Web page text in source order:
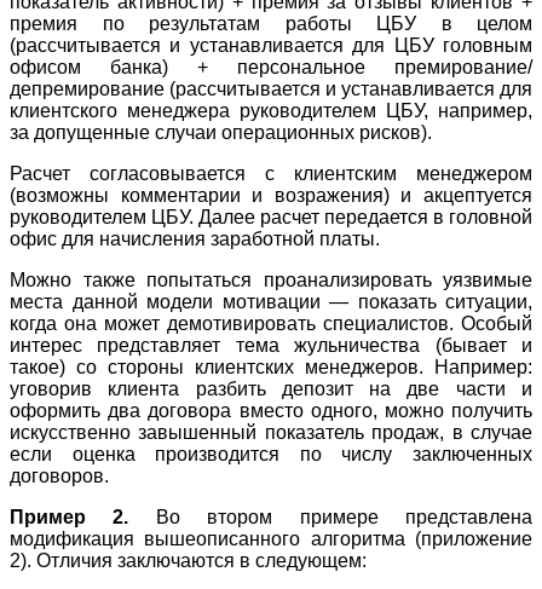
премия по результатам работы ЦБУ в целом
(рассчитывается и устанавливается для ЦБУ головным
офисом банка) + персональное премирование/
депремирование (рассчитывается и устанавливается для
клиентского менеджера руководителем ЦБУ, например,
за допущенные случаи операционных рисков).
Расчет согласовывается с клиентским менеджером
(возможны комментарии и возражения) и акцептуется
руководителем ЦБУ. Далее расчет передается в головной
офис для начисления заработной платы.
Можно также попытаться проанализировать уязвимые
места данной модели мотивации — показать ситуации,
когда она может демотивировать специалистов. Особый
интерес представляет тема жульничества (бывает и
такое) со стороны клиентских менеджеров. Например:
уговорив клиента разбить депозит на две части и
оформить два договора вместо одного, можно получить
искусственно завышенный показатель продаж, в случае
если оценка производится по числу заключенных
договоров.
Пример 2. Во втором примере представлена
модификация вышеописанного алгоритма (приложение
2). Отличия заключаются в следующем: